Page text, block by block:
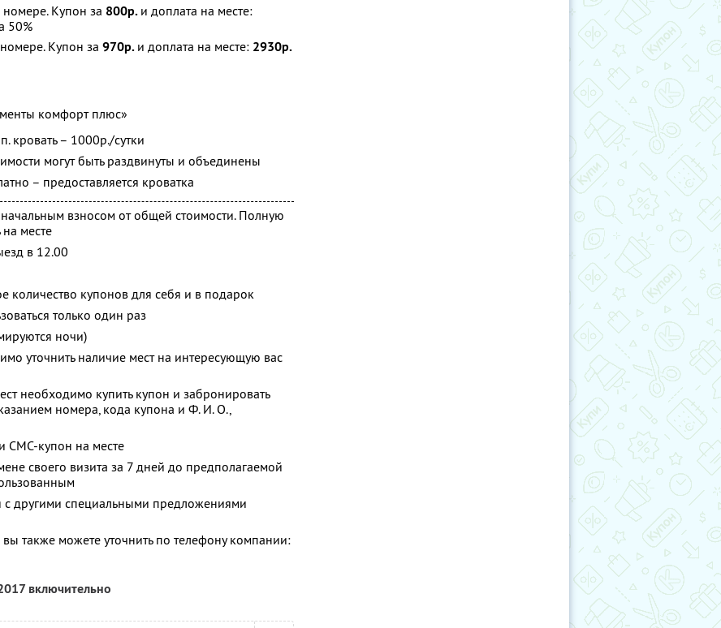
Купон за 800р. и доплата на месте:
50%
Купон за 970р. и доплата на месте: 2930р.
комфорт плюс»
кровать – 1000р./сутки
могут быть раздвинуты и объединены
– предоставляется кроватка
взносом от общей стоимости. Полную
месте
в 12.00
количество купонов для себя и в подарок
только один раз
ночи)
уточнить наличие мест на интересующую вас
необходимо купить купон и забронировать
номера, кода купона и Ф. И. О.,
СМС-купон на месте
своего визита за 7 дней до предполагаемой
с другими специальными предложениями
также можете уточнить по телефону компании:
включительно